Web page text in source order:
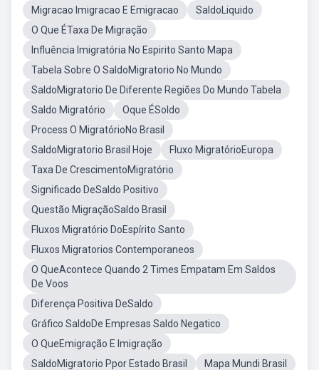
Migracao Imigracao E Emigracao
SaldoLiquido
O Que ÉTaxa De Migração
Influência Imigratória No Espirito Santo Mapa
Tabela Sobre O SaldoMigratorio No Mundo
SaldoMigratorio De Diferente Regiões Do Mundo Tabela
Saldo Migratório
Oque ÉSoldo
Process O MigratórioNo Brasil
SaldoMigratorio Brasil Hoje
Fluxo MigratórioEuropa
Taxa De CrescimentoMigratório
Significado DeSaldo Positivo
Questão MigraçãoSaldo Brasil
Fluxos Migratório DoEspírito Santo
Fluxos Migratorios Contemporaneos
O QueAcontece Quando 2 Times Empatam Em Saldos
De Voos
Diferença Positiva DeSaldo
Gráfico SaldoDe Empresas Saldo Negatico
O QueEmigração E Imigração
SaldoMigratorio Ppor Estado Brasil
Mapa Mundi Brasil